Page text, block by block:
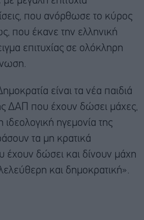
που ανόρθωσε το κύρος
που έκανε την ελληνική
επιτυχίας σε ολόκληρη
είναι τα νέα παιδιά
ΔΑΠ που έχουν δώσει μάχες,
ιδεολογική ηγεμονία της
τα μη κρατικά
έχουν δώσει και δίνουν μάχη
και δημοκρατική».